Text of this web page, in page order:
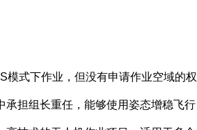
模式下作业，但没有申请作业空域的权
担组长重任，能够使用姿态增稳飞行